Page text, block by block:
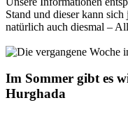
Stand und dieser kann
natürlich auch diesmal –
Im Sommer gibt es
Hurghada